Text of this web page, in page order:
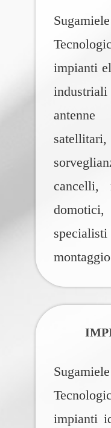
impianti
cancelli,
impianti